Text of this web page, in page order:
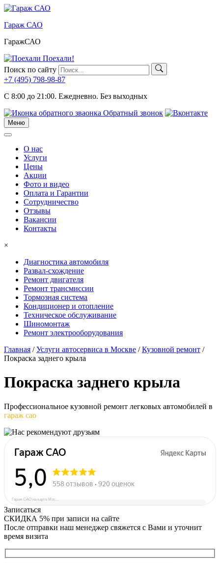
Skip
content
Гараж САО
ГаражСАО
Поехали!
Поиск по сайту
+7 (495) 798-98-87
C 8:00 до 21:00. Ежедневно. Без выходных
Обратный звонок
Меню
Меню
О нас
Услуги
Цены
Акции
Фото и видео
Оплата и Гарантии
Сотрудничество
Отзывы
Вакансии
Контакты
×
Диагностика автомобиля
Развал-схождение
Ремонт двигателя
Ремонт трансмиссии
Тормозная система
Кондиционер и отопление
Техническое обслуживание
Шиномонтаж
Ремонт электрооборудования
Главная /Услуги автосервиса в Москве /Кузовной ремонт /
Покраска заднего крыла
Покраска заднего крыла
Профессиональное кузовной ремонт легковых автомобилей в
гараж сао
Гараж САО на карте Москвы — Яндекс Карты
Записаться
СКИДКА 5% при записи на сайте
После отправки наш менеджер свяжется с Вами и уточнит
время визита